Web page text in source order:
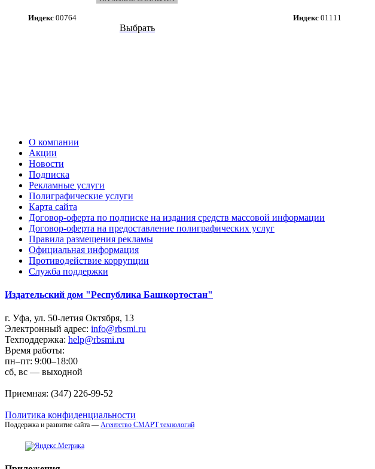
Индекс 00764
Выбрать
Индекс01111
О компании
Акции
Новости
Подписка
Рекламные услуги
Полиграфические услуги
Карта сайта
Договор-оферта по подписке на издания средств массовой информации
Договор-оферта на предоставление полиграфических услуг
Правила размещения рекламы
Официальная информация
Противодействие коррупции
Cлужба поддержки
Издательский дом "Республика Башкортостан"
г. Уфа, ул. 50-летия Октября, 13
Электронный адрес: info@rbsmi.ru
Техподдержка: help@rbsmi.ru
Время работы:
пн–пт: 9:00–18:00
сб, вс — выходной
Приемная: (347) 226-99-52
Политика конфиденциальности
Поддержка и развитие сайта — Агентство СМАРТ технологий